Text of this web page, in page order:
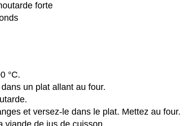
forte
°C.
un plat allant au four.
et versez-le dans le plat. Mettez au four.